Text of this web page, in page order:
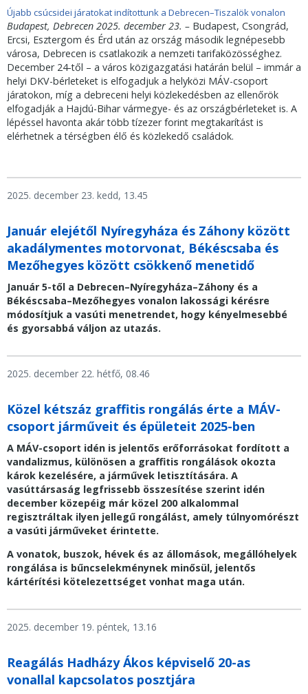
Újabb csúcsidei járatokat indítottunk a Debrecen–Tiszalök vonalon
Budapest, Debrecen 2025. december 23. – Budapest, Csongrád,
Ercsi, Esztergom és Érd után az ország második legnépesebb
városa, Debrecen is csatlakozik a nemzeti tarifaközösséghez.
December 24-től – a város közigazgatási határán belül – immár a
helyi DKV-bérleteket is elfogadjuk a helyközi MÁV-csoport
járatokon, míg a debreceni helyi közlekedésben az ellenőrök
elfogadják a Hajdú-Bihar vármegye- és az országbérleteket is. A
lépéssel havonta akár több tízezer forint megtakarítást is
elérhetnek a térségben élő és közlekedő családok.
2025. december 23. kedd, 13.45
Január elejétől Nyíregyháza és Záhony között
akadálymentes motorvonat, Békéscsaba és
Mezőhegyes között csökkenő menetidő
Január 5-től a Debrecen–Nyíregyháza–Záhony és a
Békéscsaba–Mezőhegyes vonalon lakossági kérésre
módosítjuk a vasúti menetrendet, hogy kényelmesebbé
és gyorsabbá váljon az utazás.
2025. december 22. hétfő, 08.46
Közel kétszáz graffitis rongálás érte a MÁV-
csoport járműveit és épületeit 2025-ben
A MÁV-csoport idén is jelentős erőforrásokat fordított a
vandalizmus, különösen a graffitis rongálások okozta
károk kezelésére, a járművek letisztítására. A
vasúttársaság legfrissebb összesítése szerint idén
december közepéig már közel 200 alkalommal
regisztráltak ilyen jellegű rongálást, amely túlnyomórészt
a vasúti járműveket érintette.
A vonatok, buszok, hévek és az állomások, megállóhelyek
rongálása is bűncselekménynek minősül, jelentős
kártérítési kötelezettséget vonhat maga után.
2025. december 19. péntek, 13.16
Reagálás Hadházy Ákos képviselő 20-as
vonallal kapcsolatos posztjára